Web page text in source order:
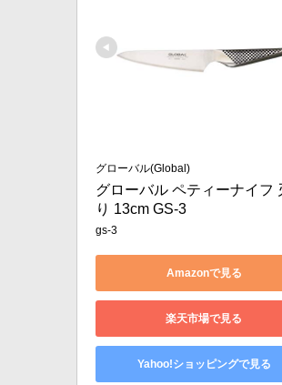
グローバル(Global)
グローバル ペティーナイフ
り 13cm GS-3
gs-3
Amazonで見る
楽天市場で見る
Yahoo!ショッピングで見る